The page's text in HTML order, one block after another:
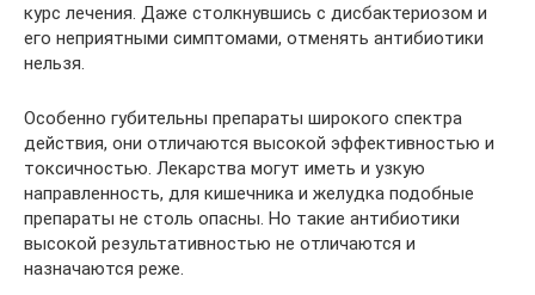
курс лечения. Даже столкнувшись с дисбактериозом и
его неприятными симптомами, отменять антибиотики
нельзя.
Особенно губительны препараты широкого спектра
действия, они отличаются высокой эффективностью и
токсичностью. Лекарства могут иметь и узкую
направленность, для кишечника и желудка подобные
препараты не столь опасны. Но такие антибиотики
высокой результативностью не отличаются и
назначаются реже.